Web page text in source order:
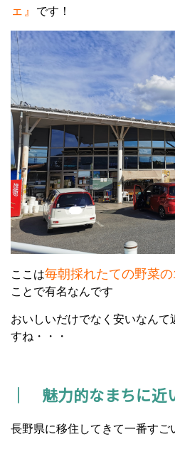
ェ』
です！
ここは毎朝採れたての野菜
ことで有名なんです
おいしいだけでなく安いなんて
すね・・・
｜ 魅力的なまちに近
長野県に移住してきて一番すご